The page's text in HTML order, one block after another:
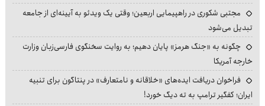
مجتبی شکوری در راهپیمایی اربعین؛ وقتی یک ویدئو به آیینه‌ای از جامعه
تبدیل می‌شود
چگونه به «جنگ هرمز» پایان دهیم؛ به روایت سخنگوی فارسی‌زبان وزارت
خارجه آمریکا
فراخوان دریافت ایده‌های «خلاقانه و نامتعارف» در پنتاگون برای تنبیه
ایران؛ کفگیر ترامپ به ته دیگ خورد!